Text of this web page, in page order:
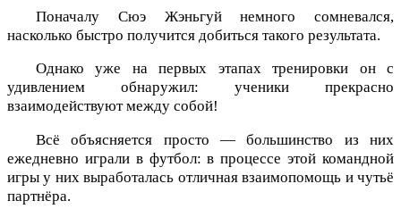
Поначалу Сюэ Жэньгуй немного сомневался,
насколько быстро получится добиться такого результата.
Однако уже на первых этапах тренировки он с
удивлением обнаружил: ученики прекрасно
взаимодействуют между собой!
Всё объясняется просто — большинство из них
ежедневно играли в футбол: в процессе этой командной
игры у них выработалась отличная взаимопомощь и чутьё
партнёра.